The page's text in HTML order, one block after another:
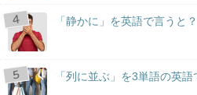
「静かに」を英語で言うと？
「列に並ぶ」を3単語の英語